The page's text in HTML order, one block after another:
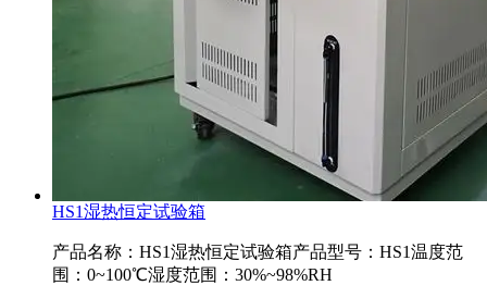
HS1湿热恒定试验箱
产品名称：HS1湿热恒定试验箱产品型号：HS1温度范
围：0~100℃湿度范围：30%~98%RH